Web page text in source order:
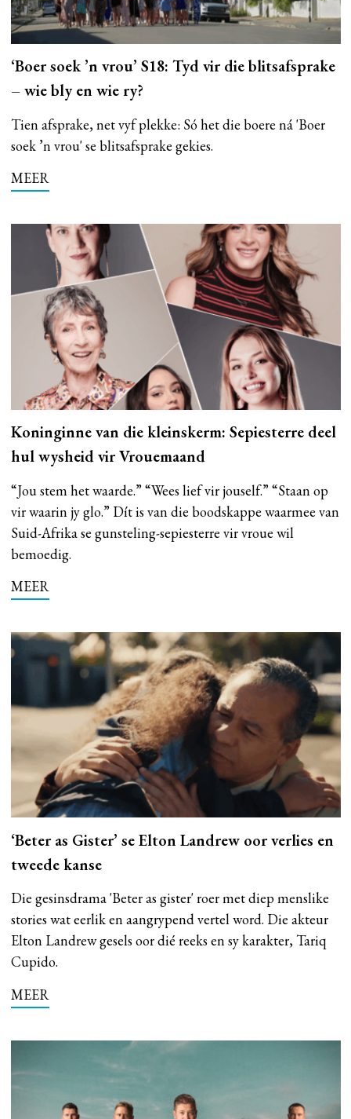
‘Boer soek ’n vrou’ S18: Tyd vir die blitsafsprake
– wie bly en wie ry?
Tien afsprake, net vyf plekke: Só het die boere ná 'Boer
soek ’n vrou' se blitsafsprake gekies.
MEER
Koninginne van die kleinskerm: Sepiesterre deel
hul wysheid vir Vrouemaand
“Jou stem het waarde.” “Wees lief vir jouself.” “Staan op
vir waarin jy glo.” Dít is van die boodskappe waarmee van
Suid-Afrika se gunsteling-sepiesterre vir vroue wil
bemoedig.
MEER
‘Beter as Gister’ se Elton Landrew oor verlies en
tweede kanse
Die gesinsdrama 'Beter as gister' roer met diep menslike
stories wat eerlik en aangrypend vertel word. Die akteur
Elton Landrew gesels oor dié reeks en sy karakter, Tariq
Cupido.
MEER